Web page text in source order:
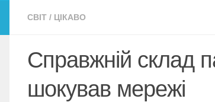
СВІТ / ЦІКАВО
Справжній склад
шокував мережі